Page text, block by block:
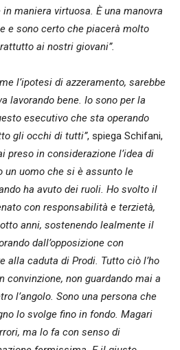
maniera virtuosa. È una manovra
e sono certo che piacerà molto
ai nostri giovani”.
l’ipotesi di azzeramento, sarebbe
lavorando bene. Io sono per la
esecutivo che sta operando
gli occhi di tutti”, spiega Schifani,
preso in considerazione l’idea di
un uomo che si è assunto le
ha avuto dei ruoli. Ho svolto il
con responsabilità e terzietà,
anni, sostenendo lealmente il
dall’opposizione con
alla caduta di Prodi. Tutto ciò l’ho
convinzione, non guardando mai a
l’angolo. Sono una persona che
lo svolge fino in fondo. Magari
ma lo fa con senso di